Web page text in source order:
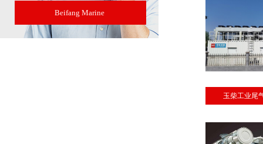
Beifang Marine
玉柴工业尾